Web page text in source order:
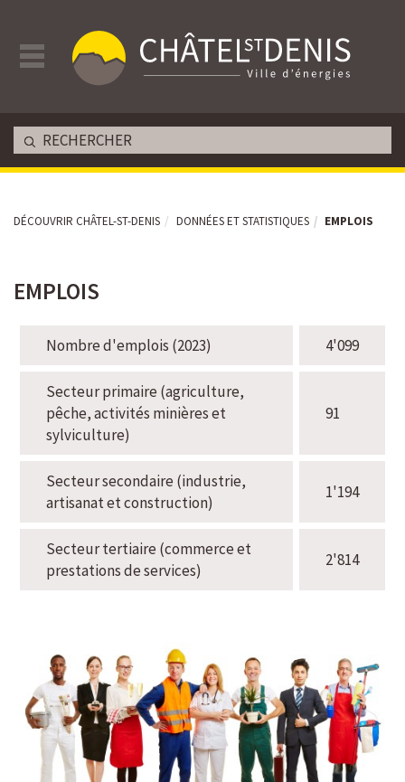
DÉCOUVRIR CHÂTEL-ST-DENIS DONNÉES ET STATISTIQUES EMPLOIS
EMPLOIS
Nombre d'emplois (2023) 4'099
Secteur primaire (agriculture,
pêche, activités minières et
sylviculture)
91
Secteur secondaire (industrie,
artisanat et construction)
1'194
Secteur tertiaire (commerce et
prestations de services)
2'814